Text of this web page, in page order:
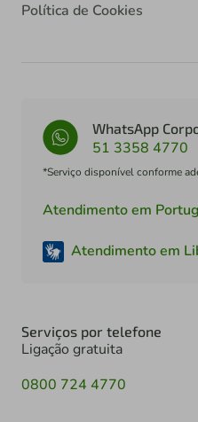
Política de Cookies
WhatsApp
51 3358 4770
*Serviço disponível conforme
Atendimento em
Atendimento em
Serviços por telefone
Ligação gratuita
0800 724 4770